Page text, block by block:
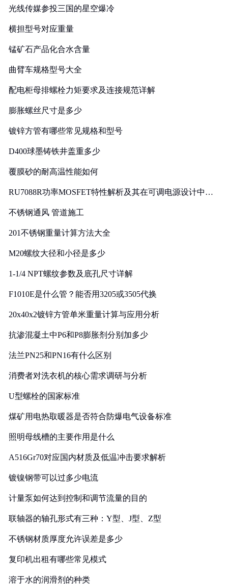
光线传媒参投三国的星空爆冷
横担型号对应重量
锰矿石产品化合水含量
曲臂车规格型号大全
配电柜母排螺栓力矩要求及连接规范详解
膨胀螺丝尺寸是多少
镀锌方管有哪些常见规格和型号
D400球墨铸铁井盖重多少
覆膜砂的耐高温性能如何
RU7088R功率MOSFET特性解析及其在可调电源设计中的
不锈钢通风 管道施工
201不锈钢重量计算方法大全
M20螺纹大径和小径是多少
1-1/4 NPT螺纹参数及底孔尺寸详解
F1010E是什么管？能否用3205或3505代换
20x40x2镀锌方管单米重量计算与应用分析
抗渗混凝土中P6和P8膨胀剂分别加多少
法兰PN25和PN16有什么区别
消费者对洗衣机的核心需求调研与分析
U型螺栓的国家标准
煤矿用电热取暖器是否符合防爆电气设备标准
照明母线槽的主要作用是什么
A516Gr70对应国内材质及低温冲击要求解析
镀镍钢带可以过多少电流
计量泵如何达到控制和调节流量的目的
联轴器的轴孔形式有三种：Y型、J型、Z型
不锈钢材质厚度允许误差是多少
复印机出租有哪些常见模式
溶于水的润滑剂的种类